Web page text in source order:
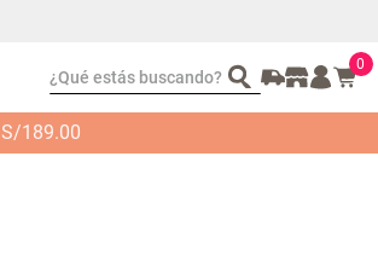
¿Qué estás buscando? 0
S/189.00
Set Sábanas Algodón